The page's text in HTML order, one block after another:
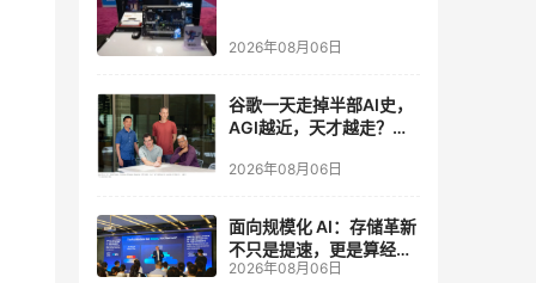
2026年08月06日
谷歌一天走掉半部AI史，
AGI越近，天才越走？大
自己的研发节奏
2026年08月06日
面向规模化 AI：存储革新
不只是提速，更是算经济
账
2026年08月06日